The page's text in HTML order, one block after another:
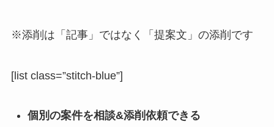
※添削は「記事」ではなく「提案文」の添削です
[list class=”stitch-blue”]
個別の案件を相談&添削依頼できる